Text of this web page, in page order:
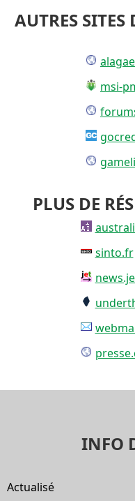
AUTRES SITES
msi-
PLUS DE
sinto.fr
INFO
Actualisé